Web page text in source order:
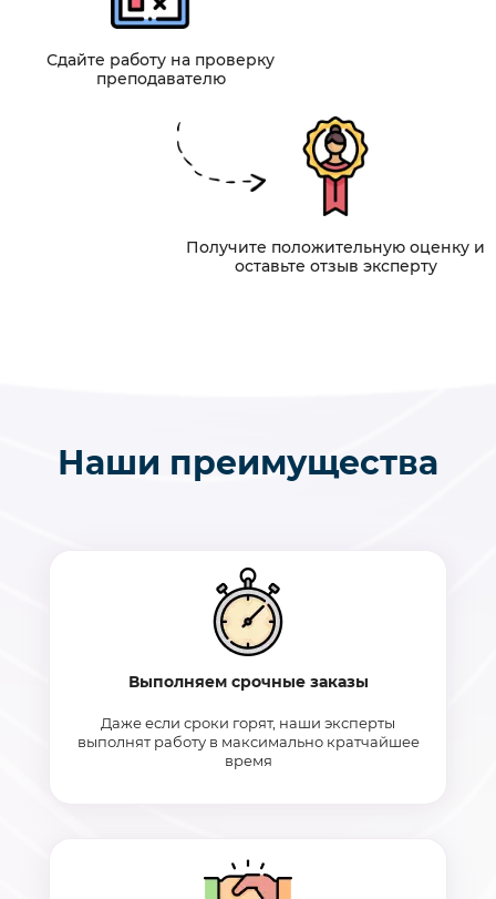
Сдайте работу на проверку
преподавателю
Получите положительную оценку и
оставьте отзыв эксперту
Наши преимущества
Выполняем срочные заказы
Даже если сроки горят, наши эксперты
выполнят работу в максимально кратчайшее
время